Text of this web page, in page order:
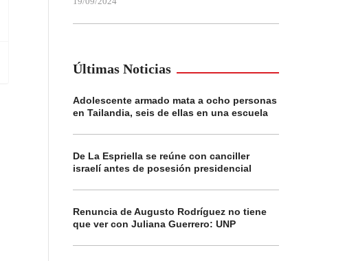
Últimas Noticias
Adolescente armado mata a ocho personas
en Tailandia, seis de ellas en una escuela
De La Espriella se reúne con canciller
israelí antes de posesión presidencial
Renuncia de Augusto Rodríguez no tiene
que ver con Juliana Guerrero: UNP